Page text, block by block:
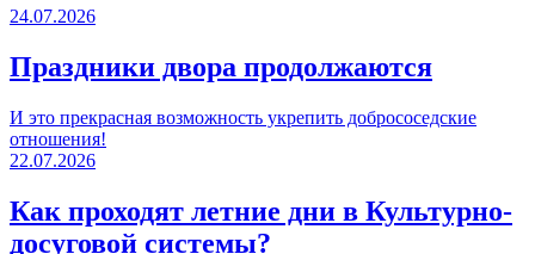
24.07.2026
Праздники двора продолжаются
И это прекрасная возможность укрепить добрососедские
отношения!
22.07.2026
Как проходят летние дни в Культурно-
досуговой системы?